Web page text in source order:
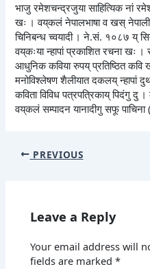
भाजु रमेशचन्द्रजुया साहित्यिक नां
खः । वय्‌कलं नेपालभाषा व खस्
चिनिबन्ध च्वयादी । ने.सं. १०८७ य्
वय्‌कःया न्हापां प्रकाशित रचना खः
आधुनिक कविया रुपय् प्रतिष्ठित कवि
मनोविश्लेषण शैलीयात दकलय् न्हापां
कविता विविध पत्रपत्रिकाय् पिदंगु दु
वय्‌कलं सम्पादन यानादीगु सफू
PREVIOUS
Leave a Reply
Your email address will
fields are marked*